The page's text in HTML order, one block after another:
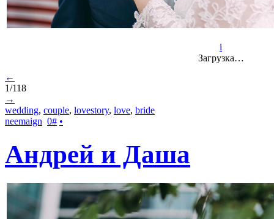
i
Загрузка…
←
1/118
→
wedding, couple, lovestory, love, bride
neemaign 0# •
Андрей и Даша